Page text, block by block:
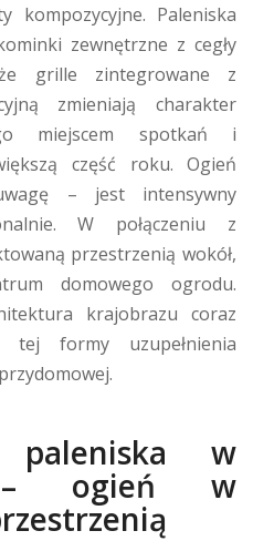
kompozycyjne. Paleniska
zewnętrzne z cegły
grille zintegrowane z
zmieniają charakter
miejscem spotkań i
część roku. Ogień
– jest intensywny
W połączeniu z
przestrzenią wokół,
domowego ogrodu.
krajobrazu coraz
tej formy uzupełnienia
paleniska w
– ogień w